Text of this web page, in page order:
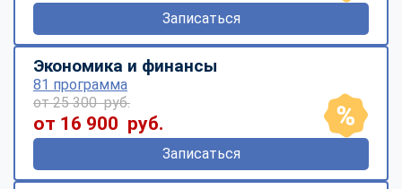
Записаться
Экономика и финансы
81 программа
от 25 300 руб.
от 16 900 руб.
Записаться